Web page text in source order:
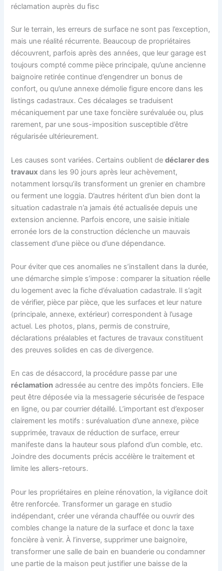
réclamation auprès du fisc
Sur le terrain, les erreurs de surface ne sont pas l’exception,
mais une réalité récurrente. Beaucoup de propriétaires
découvrent, parfois après des années, que leur garage est
toujours compté comme pièce principale, qu’une ancienne
baignoire retirée continue d’engendrer un bonus de
confort, ou qu’une annexe démolie figure encore dans les
listings cadastraux. Ces décalages se traduisent
mécaniquement par une taxe foncière surévaluée ou, plus
rarement, par une sous-imposition susceptible d’être
régularisée ultérieurement.
Les causes sont variées. Certains oublient dedéclarer des
travaux dans les 90 jours après leur achèvement,
notamment lorsqu’ils transforment un grenier en chambre
ou ferment une loggia. D’autres héritent d’un bien dont la
situation cadastrale n’a jamais été actualisée depuis une
extension ancienne. Parfois encore, une saisie initiale
erronée lors de la construction déclenche un mauvais
classement d’une pièce ou d’une dépendance.
Pour éviter que ces anomalies ne s’installent dans la durée,
une démarche simple s’impose : comparer la situation réelle
du logement avec la fiche d’évaluation cadastrale. Il s’agit
de vérifier, pièce par pièce, que les surfaces et leur nature
(principale, annexe, extérieur) correspondent à l’usage
actuel. Les photos, plans, permis de construire,
déclarations préalables et factures de travaux constituent
des preuves solides en cas de divergence.
En cas de désaccord, la procédure passe par une
réclamation adressée au centre des impôts fonciers. Elle
peut être déposée via la messagerie sécurisée de l’espace
en ligne, ou par courrier détaillé. L’important est d’exposer
clairement les motifs : surévaluation d’une annexe, pièce
supprimée, travaux de réduction de surface, erreur
manifeste dans la hauteur sous plafond d’un comble, etc.
Joindre des documents précis accélère le traitement et
limite les allers-retours.
Pour les propriétaires en pleine rénovation, la vigilance doit
être renforcée. Transformer un garage en studio
indépendant, créer une véranda chauffée ou ouvrir des
combles change la nature de la surface et donc la taxe
foncière à venir. À l’inverse, supprimer une baignoire,
transformer une salle de bain en buanderie ou condamner
une partie de la maison peut justifier une baisse de la